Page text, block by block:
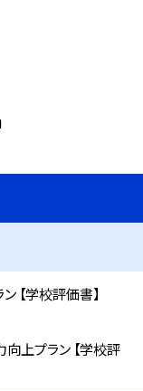
【学校評価書】
上プラン 【学校評